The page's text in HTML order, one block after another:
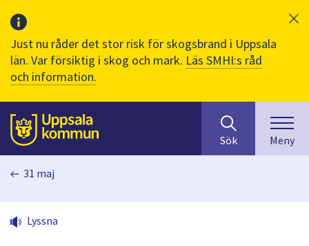
Just nu råder det stor risk för skogsbrand i Uppsala
län. Var försiktig i skog och mark. Läs SMHI:s råd
och information.
Till sidans
huvudinnehåll
efter
innehåll
på
Sök Meny
31 maj
Lyssna